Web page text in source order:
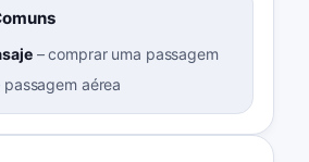
–comprar uma passagem
passagem aérea